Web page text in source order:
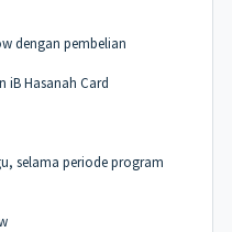
dengan pembelian
iB Hasanah Card
selama periode program